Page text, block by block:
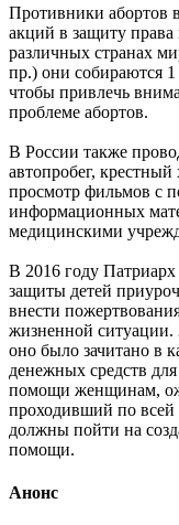
Противники абортов
акций в защиту
различных странах
пр.) они собираются
чтобы привлечь
проблеме абортов.
В России также
автопробег,
просмотр фильмов с
информационных
медицинскими
В 2016 году
защиты детей
внести
жизненной ситуации.
оно было зачитано в
денежных средств
помощи женщинам,
проходивший по всей
должны пойти на
помощи.
Анонс